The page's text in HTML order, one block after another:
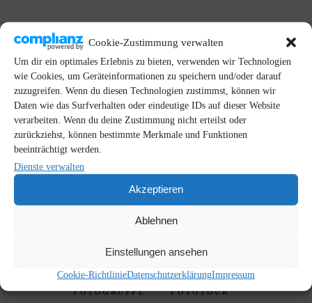
Cookie-Zustimmung verwalten
Um dir ein optimales Erlebnis zu bieten, verwenden wir Technologien
wie Cookies, um Geräteinformationen zu speichern und/oder darauf
zuzugreifen. Wenn du diesen Technologien zustimmst, können wir
Daten wie das Surfverhalten oder eindeutige IDs auf dieser Website
verarbeiten. Wenn du deine Zustimmung nicht erteilst oder
zurückziehst, können bestimmte Merkmale und Funktionen
beeinträchtigt werden.
Dienste verwalten
Akzeptieren
Ablehnen
Einstellungen ansehen
Cookie-RichtlinieDatenschutzerklärungImpressum
SCHLAGWÖRTER
ALTGLIENICKE
BERLIN-MITTE
BRANDENBURG
FOTOGRUPPE FOTOTOUR